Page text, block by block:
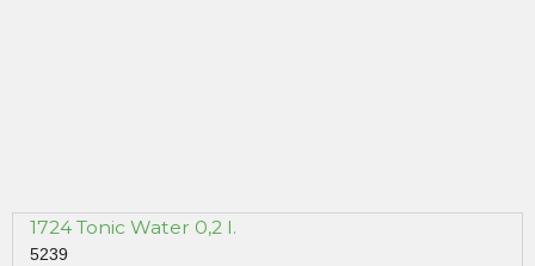
1724 Tonic Water 0,2 l.
5239